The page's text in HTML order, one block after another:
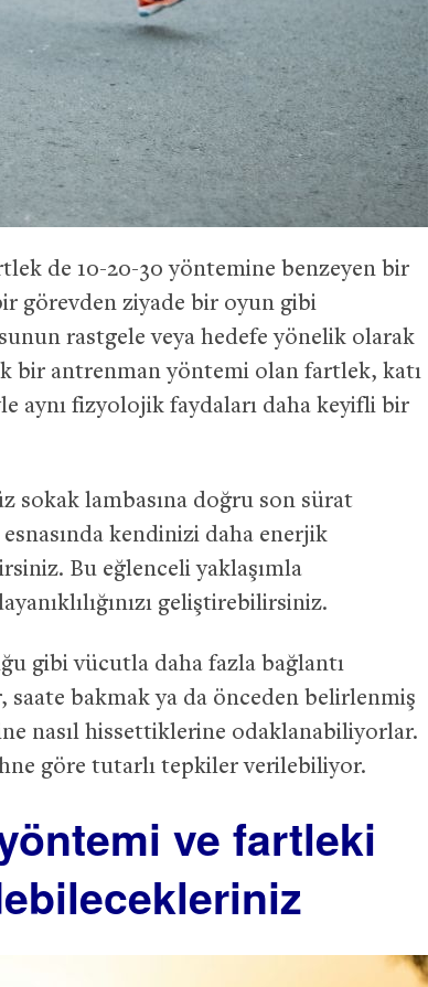
de 10-20-30 yöntemine benzeyen bir
görevden ziyade bir oyun gibi
rastgele veya hedefe yönelik olarak
bir antrenman yöntemi olan fartlek, katı
aynı fizyolojik faydaları daha keyifli bir
sokak lambasına doğru son sürat
kendinizi daha enerjik
Bu eğlenceli yaklaşımla
geliştirebilirsiniz.
gibi vücutla daha fazla bağlantı
saate bakmak ya da önceden belirlenmiş
nasıl hissettiklerine odaklanabiliyorlar.
göre tutarlı tepkiler verilebiliyor.
ve fartleki